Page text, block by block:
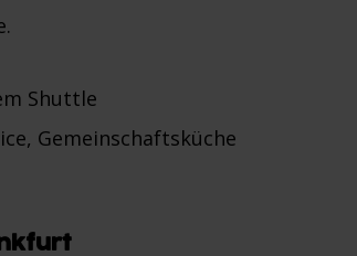
Shuttle
Gemeinschaftsküche